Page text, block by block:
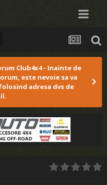
Club4x4 - Inainte de
este nevoie sa va
adresa dvs de